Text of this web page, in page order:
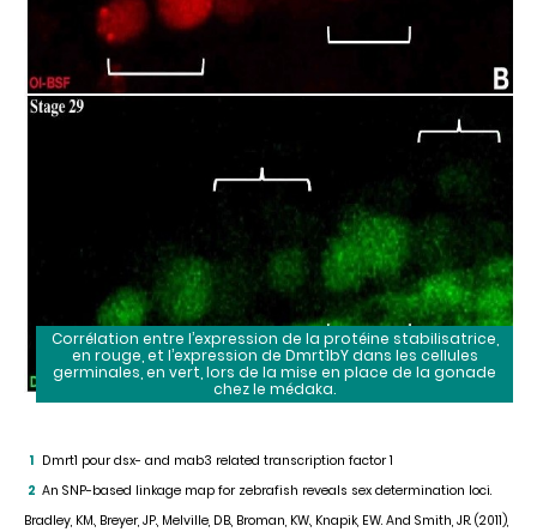
Corrélation entre l’expression de la protéine stabilisatrice,
en rouge, et l’expression de Dmrt1bY dans les cellules
germinales, en vert, lors de la mise en place de la gonade
chez le médaka.
1 Dmrt1 pour dsx- and mab3 related transcription factor 1
2 An SNP-based linkage map for zebrafish reveals sex determination loci.
Bradley, KM., Breyer, JP., Melville, DB., Broman, KW., Knapik, EW. And Smith, JR. (2011),